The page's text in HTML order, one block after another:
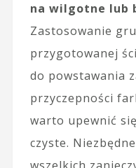
na wilgotne lub
Zastosowanie
przygotowanej
do powstawania
przyczepności
warto upewnić
czyste.